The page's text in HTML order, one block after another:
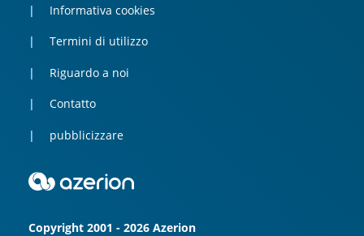
Informativa cookies
Termini di utilizzo
Riguardo a noi
Contatto
pubblicizzare
Copyright 2001 - 2026 Azerion